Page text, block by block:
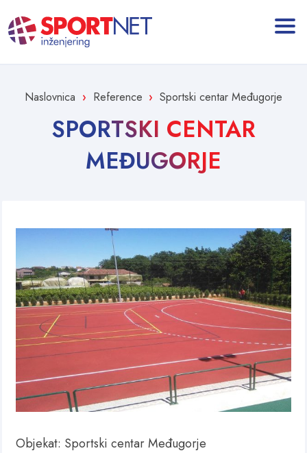
Naslovnica Reference Sportski centar Međugorje
SPORTSKI CENTAR
MEĐUGORJE
Objekat: Sportski centar Međugorje